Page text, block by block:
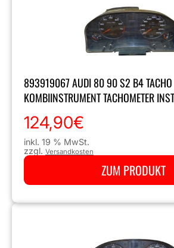
893919067 AUDI 80 90 S2 B4 TACHO
KOMBIINSTRUMENT TACHOMETER
124,90€
inkl. 19 % MwSt.
zzgl. Versandkosten
ZUM PRODUKT